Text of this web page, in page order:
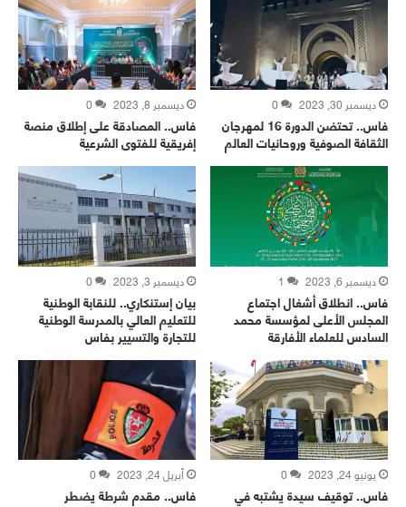
ديسمبر 30, 2023 0
فاس.. تحتضن الدورة 16 لمهرجان
الثقافة الصوفية وروحانيات العالم
ديسمبر 8, 2023 0
فاس.. المصادقة على إطلاق منصة
إفريقية للفتوى الشرعية
ديسمبر 6, 2023 1
فاس.. انطلاق أشغال اجتماع
المجلس الأعلى لمؤسسة محمد
السادس للعلماء الأفارقة
ديسمبر 3, 2023 0
بيان إستنكاري.. للنقابة الوطنية
للتعليم العالي بالمدرسة الوطنية
للتجارة والتسيير بفاس
يونيو 24, 2023 0
فاس.. توقيف سيدة يشتبه في
أبريل 24, 2023 0
فاس.. مقدم شرطة يضطر